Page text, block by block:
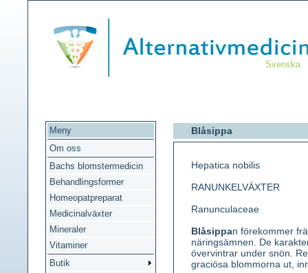
Svenska
Meny
Om oss
Bachs blomstermedicin
Behandlingsformer
Homeopatpreparat
Medicinalväxter
Mineraler
Vitaminer
Butik
Blåsippa
Hepatica nobilis
RANUNKELVÄXTER
Ranunculaceae
Blåsippan förekommer
näringsämnen. De
övervintrar under snön.
graciösa blommorna ut,